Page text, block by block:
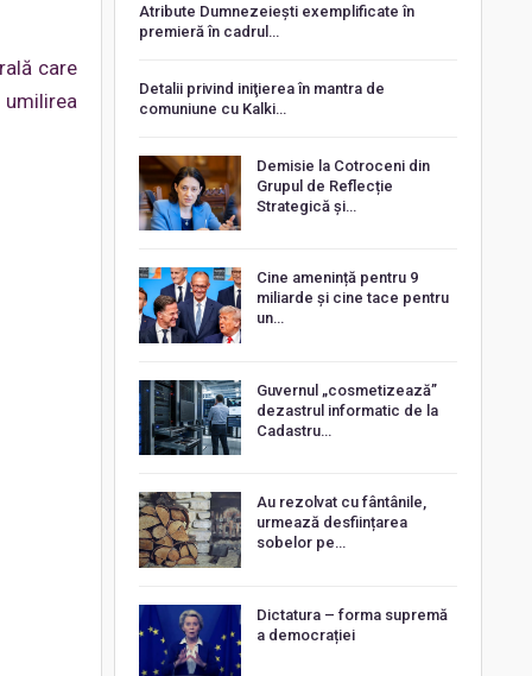
care
Atribute Dumnezeiești exemplificate în
premieră în cadrul…
Detalii privind iniţierea în mantra de
comuniune cu Kalki…
Demisie la Cotroceni din
Grupul de Reflecție
Strategică și…
Cine amenință pentru 9
miliarde și cine tace pentru
un…
Guvernul „cosmetizează”
dezastrul informatic de la
Cadastru…
Au rezolvat cu fântânile,
urmează desființarea
sobelor pe…
Dictatura – forma supremă
a democrației